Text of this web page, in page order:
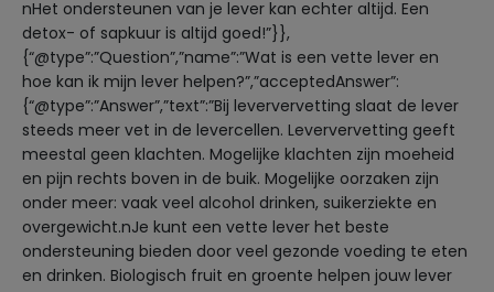
nHet ondersteunen van je lever kan echter altijd. Een
detox- of sapkuur is altijd goed!”}},
{“@type”:”Question”,”name”:”Wat is een vette lever en
hoe kan ik mijn lever helpen?”,”acceptedAnswer”:
{“@type”:”Answer”,”text”:”Bij leververvetting slaat de lever
steeds meer vet in de levercellen. Leververvetting geeft
meestal geen klachten. Mogelijke klachten zijn moeheid
en pijn rechts boven in de buik. Mogelijke oorzaken zijn
onder meer: vaak veel alcohol drinken, suikerziekte en
overgewicht.nJe kunt een vette lever het beste
ondersteuning bieden door veel gezonde voeding te eten
en drinken. Biologisch fruit en groente helpen jouw lever